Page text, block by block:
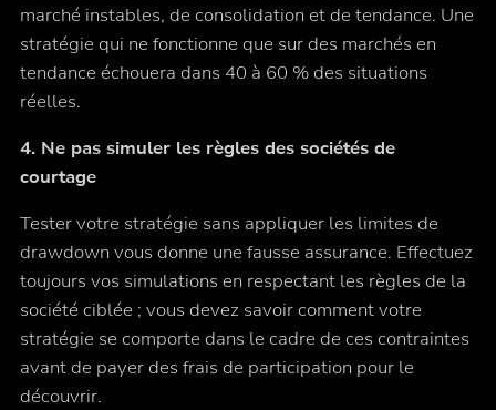
marché instables, de consolidation et de tendance. Une
stratégie qui ne fonctionne que sur des marchés en
tendance échouera dans 40 à 60 % des situations
réelles.
4. Ne pas simuler les règles des sociétés de
courtage
Tester votre stratégie sans appliquer les limites de
drawdown vous donne une fausse assurance. Effectuez
toujours vos simulations en respectant les règles de la
société ciblée ; vous devez savoir comment votre
stratégie se comporte dans le cadre de ces contraintes
avant de payer des frais de participation pour le
découvrir.